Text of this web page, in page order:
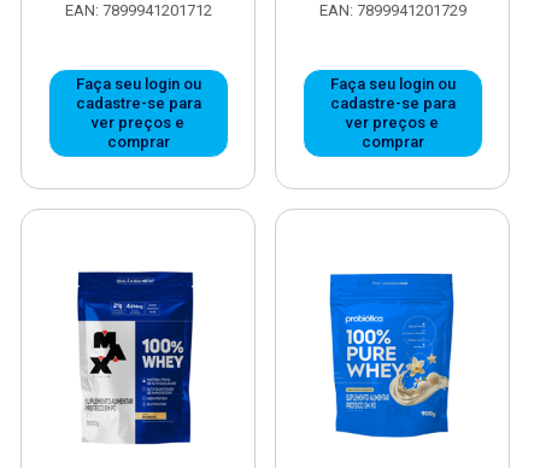
EAN: 7899941201712
Faça seu login ou
cadastre-se para
ver preços e
comprar
EAN: 7899941201729
Faça seu login ou
cadastre-se para
ver preços e
comprar